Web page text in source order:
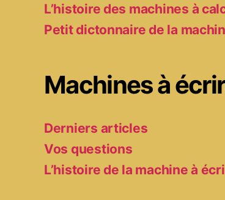
L’histoire des machines à
Petit dictonnaire de la
Machines à
Derniers articles
Vos questions
L’histoire de la machine à